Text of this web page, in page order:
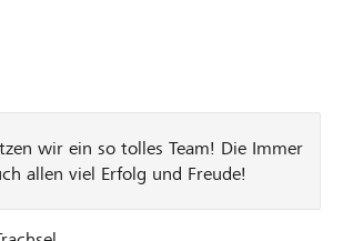
alle, die zur
Projekts beigetragen haben. Das ist
wir ein so tolles Team! Die Immer
allen viel Erfolg und Freude!